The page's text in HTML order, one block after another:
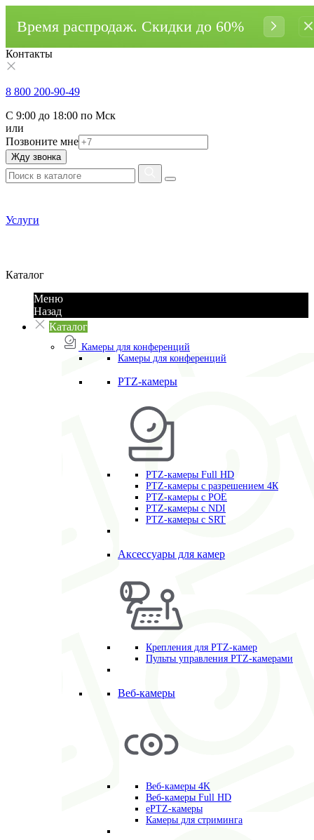
Время распродаж. Cкидки до 60%
Контакты
8 800 200-90-49
С 9:00 до 18:00 по Мск
или
Позвоните мне
Жду звонка
Услуги
Каталог
Меню
Назад
Каталог
Камеры для конференций
Камеры для конференций
PTZ-камеры
PTZ-камеры Full HD
PTZ-камеры с разрешением 4К
PTZ-камеры с POE
PTZ-камеры c NDI
PTZ-камеры с SRT
Аксессуары для камер
Крепления для PTZ-камер
Пульты управления PTZ-камерами
Веб-камеры
Веб-камеры 4K
Веб-камеры Full HD
ePTZ-камеры
Камеры для стриминга